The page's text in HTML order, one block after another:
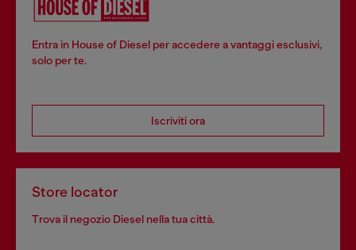
Entra in House of Diesel per accedere a vantaggi esclusivi,
solo per te.
Iscriviti ora
Store locator
Trova il negozio Diesel nella tua città.